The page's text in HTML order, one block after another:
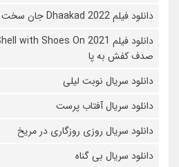
دانلود فیلم Dhaakad 2022 جان سخت
صدف کفش به پا
دانلود سریال نوبت لیلی
دانلود سریال آفتاب پرست
دانلود سریال روزی روزگاری در مریخ
دانلود سریال بی گناه